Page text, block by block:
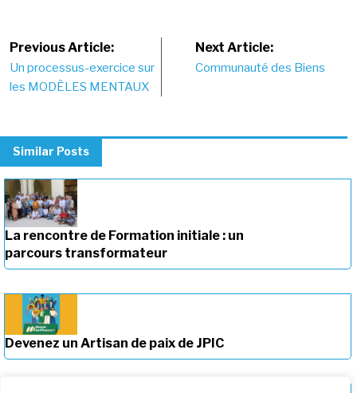
Post
navigation
Previous Article:
Un processus-exercice sur
les MODÈLES MENTAUX
Next Article:
Communauté des Biens
Similar Posts
La rencontre de Formation initiale : un
parcours transformateur
Devenez un Artisan de paix de JPIC